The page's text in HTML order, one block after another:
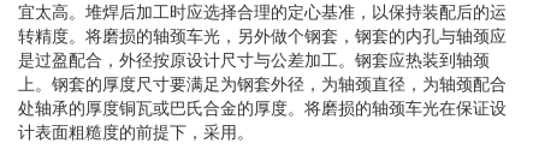
宜太高。堆焊后加工时应选择合理的定心基准，以保持装配后的运
转精度。将磨损的轴颈车光，另外做个钢套，钢套的内孔与轴颈应
是过盈配合，外径按原设计尺寸与公差加工。钢套应热装到轴颈
上。钢套的厚度尺寸要满足为钢套外径，为轴颈直径，为轴颈配合
处轴承的厚度铜瓦或巴氏合金的厚度。将磨损的轴颈车光在保证设
计表面粗糙度的前提下，采用。